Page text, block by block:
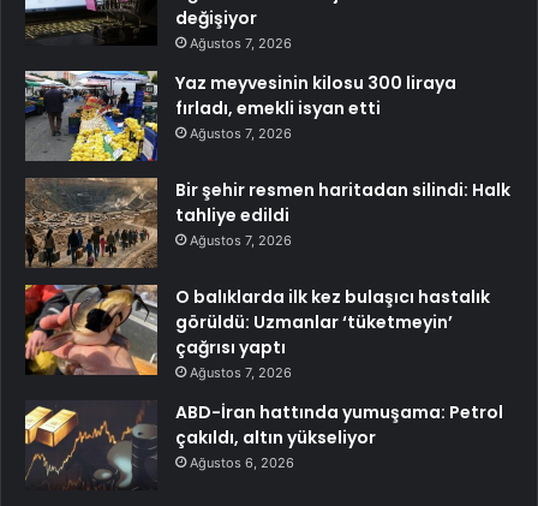
değişiyor
Ağustos 7, 2026
Yaz meyvesinin kilosu 300 liraya
fırladı, emekli isyan etti
Ağustos 7, 2026
Bir şehir resmen haritadan silindi: Halk
tahliye edildi
Ağustos 7, 2026
O balıklarda ilk kez bulaşıcı hastalık
görüldü: Uzmanlar ‘tüketmeyin’
çağrısı yaptı
Ağustos 7, 2026
ABD-İran hattında yumuşama: Petrol
çakıldı, altın yükseliyor
Ağustos 6, 2026